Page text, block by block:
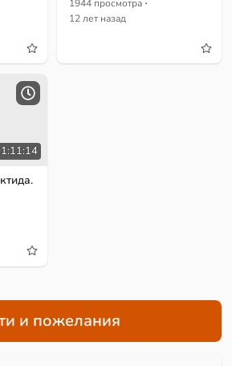
1944 просмотра
12 лет назад
и пожелания